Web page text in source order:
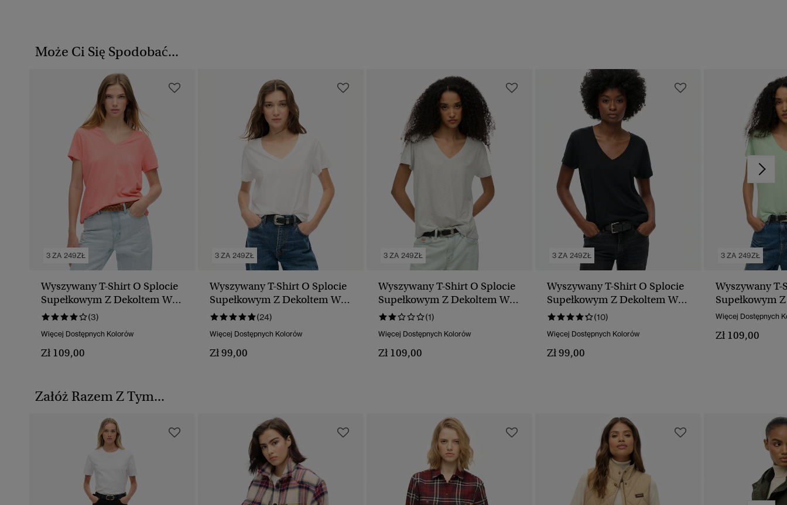
Może Ci Się Spodobać...
3 ZA 249ZŁ
Wyszywany T-Shirt O Splocie
Supełkowym Z Dekoltem W
Serek
(3)
Więcej Dostępnych Kolorów
Zł 109,00
3 ZA 249ZŁ
Wyszywany T-Shirt O Splocie
Supełkowym Z Dekoltem W
Serek
(24)
Więcej Dostępnych Kolorów
Zł 99,00
3 ZA 249ZŁ
Wyszywany T-Shirt O Splocie
Supełkowym Z Dekoltem W
Serek
(1)
Więcej Dostępnych Kolorów
Zł 109,00
3 ZA 249ZŁ
Wyszywany T-Shirt O Splocie
Supełkowym Z Dekoltem W
Serek
(10)
Więcej Dostępnych Kolorów
Zł 99,00
3 ZA 249ZŁ
Wyszywany T-
Supełkowym
Serek
Więcej Dostępnych
Zł 109,00
Załóż Razem Z Tym...